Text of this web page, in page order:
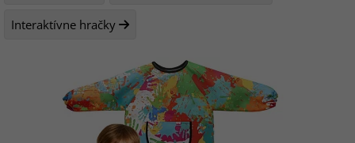
Interaktívne hračky